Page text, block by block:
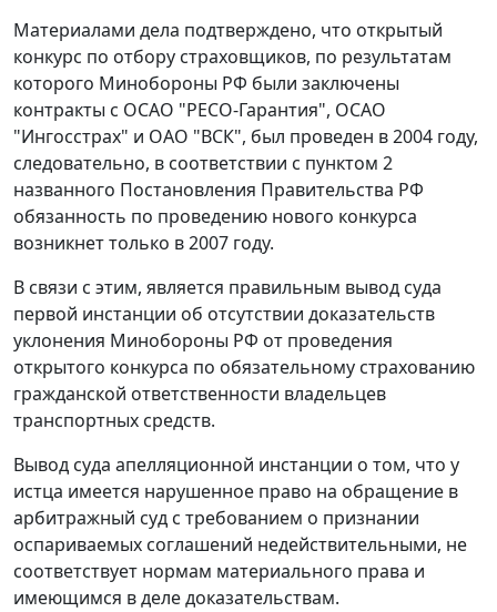
Материалами дела подтверждено, что открытый
конкурс по отбору страховщиков, по результатам
которого Минобороны РФ были заключены
контракты с ОСАО "РЕСО-Гарантия", ОСАО
"Ингосстрах" и ОАО "ВСК", был проведен в 2004 году,
следовательно, в соответствии с пунктом 2
названного Постановления Правительства РФ
обязанность по проведению нового конкурса
возникнет только в 2007 году.
В связи с этим, является правильным вывод суда
первой инстанции об отсутствии доказательств
уклонения Минобороны РФ от проведения
открытого конкурса по обязательному страхованию
гражданской ответственности владельцев
транспортных средств.
Вывод суда апелляционной инстанции о том, что у
истца имеется нарушенное право на обращение в
арбитражный суд с требованием о признании
оспариваемых соглашений недействительными, не
соответствует нормам материального права и
имеющимся в деле доказательствам.